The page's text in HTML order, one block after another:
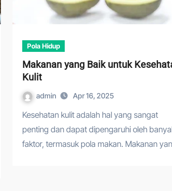
Pola Hidup
Makanan yang Baik untuk
Kulit
admin Apr 16, 2025
Kesehatan kulit adalah hal yang sangat
penting dan dapat dipengaruhi oleh
faktor, termasuk pola makan. Makanan